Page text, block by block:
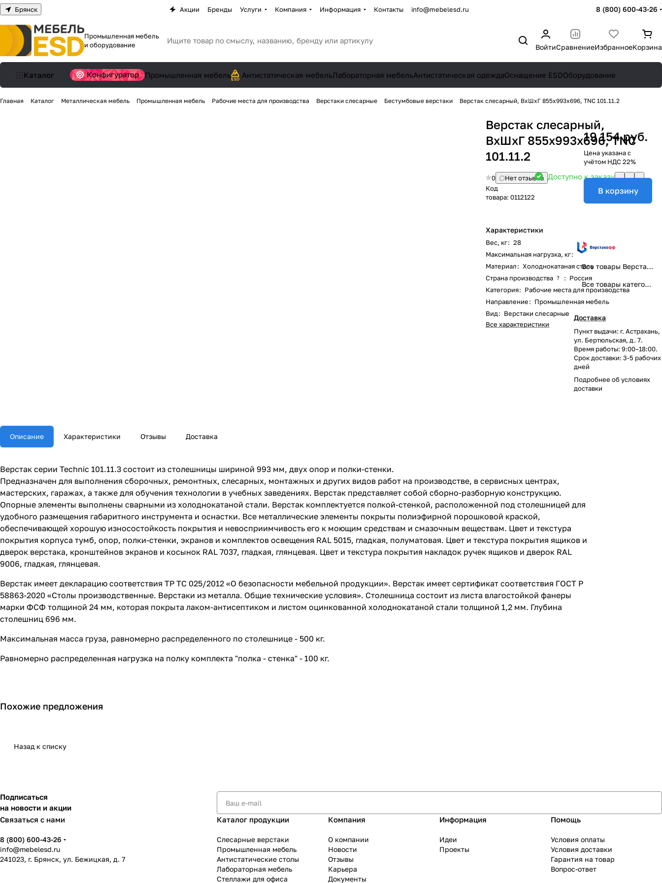
Брянск Акции Бренды Услуги Компания Информация Контакты info@mebelesd.ru 8 (800) 600-43-26
Промышленная мебель
и оборудование
ВойтиСравнениеИзбранноеКорзина
Каталог Конфигуратор Промышленная мебель Антистатическая мебельЛабораторная мебельАнтистатическая одеждаОснащение ESDОборудование
Главная Каталог Металлическая мебель Промышленная мебель Рабочие места для производства Верстаки слесарные Бестумбовые верстаки Верстак слесарный, ВхШхГ 855x993x696, TNC 101.11.2
Верстак слесарный,
ВхШхГ 855x993x696, TNC
101.11.2
0
Нет отзывов
Код
товара: 0112122
Доступно к заказу
Характеристики
Вес, кг: 28
Максимальная нагрузка, кг:
500
Материал: Холоднокатаная сталь
Страна производства ? : Россия
Категория: Рабочие места для производства
Направление: Промышленная мебель
Вид: Верстаки слесарные
Все характеристики
19 154 руб.
Цена указана с
учётом НДС 22%
В корзину
Все товары Верстакофф
Все товары категории
Доставка
Пункт выдачи: г. Астрахань,
ул. Бертюльская, д. 7.
Время работы: 9:00–18:00.
Срок доставки: 3-5 рабочих
дней
Подробнее обусловиях
доставки
Описание Характеристики Отзывы Доставка
Верстак серии Technic 101.11.3 состоит из столешницы шириной 993 мм, двух опор и полки-стенки.
Предназначен для выполнения сборочных, ремонтных, слесарных, монтажных и других видов работ на производстве, в сервисных центрах,
мастерских, гаражах, а также для обучения технологии в учебных заведениях. Верстак представляет собой сборно-разборную конструкцию.
Опорные элементы выполнены сварными из холоднокатаной стали. Верстак комплектуется полкой-стенкой, расположенной под столешницей для
удобного размещения габаритного инструмента и оснастки. Все металлические элементы покрыты полиэфирной порошковой краской,
обеспечивающей хорошую износостойкость покрытия и невосприимчивость его к моющим средствам и смазочным веществам. Цвет и текстура
покрытия корпуса тумб, опор, полки-стенки, экранов и комплектов освещения RAL 5015, гладкая, полуматовая. Цвет и текстура покрытия ящиков и
дверок верстака, кронштейнов экранов и косынок RAL 7037, гладкая, глянцевая. Цвет и текстура покрытия накладок ручек ящиков и дверок RAL
9006, гладкая, глянцевая.
Верстак имеет декларацию соответствия ТР ТС 025/2012 «О безопасности мебельной продукции». Верстак имеет сертификат соответствия ГОСТ Р
58863-2020 «Столы производственные. Верстаки из металла. Общие технические условия». Столешница состоит из листа влагостойкой фанеры
марки ФСФ толщиной 24 мм, которая покрыта лаком-антисептиком и листом оцинкованной холоднокатаной стали толщиной 1,2 мм. Глубина
столешниц 696 мм.
Максимальная масса груза, равномерно распределенного по столешнице - 500 кг.
Равномерно распределенная нагрузка на полку комплекта "полка - стенка" - 100 кг.
Похожие предложения
Назад к списку
Подписаться
на новости и акции
Связаться с нами
8 (800) 600-43-26
info@mebelesd.ru
241023, г. Брянск, ул. Бежицкая, д. 7
Каталог продукции
Слесарные верстаки
Промышленная мебель
Антистатические столы
Лабораторная мебель
Стеллажи для офиса
Компания
О компании
Новости
Отзывы
Карьера
Документы
Информация
Идеи
Проекты
Помощь
Условия оплаты
Условия доставки
Гарантия на товар
Вопрос-ответ